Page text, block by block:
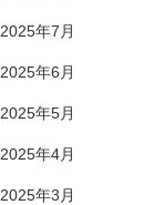
2025年7月
2025年6月
2025年5月
2025年4月
2025年3月